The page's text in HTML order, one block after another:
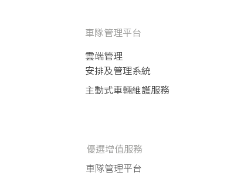
車隊管理平台
雲端管理
安排及管理系統
主動式車輛維護服務
​優選增值服務
車隊管理平台